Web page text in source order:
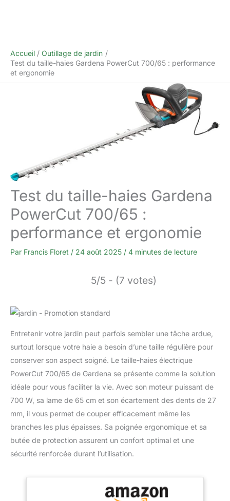
Accueil
Outillage de jardin
Test du taille-haies Gardena PowerCut 700/65 : performance
et ergonomie
Test du taille-haies Gardena
PowerCut 700/65 :
performance et ergonomie
Par Francis Floret / 24 août 2025 / 4 minutes de lecture
5/5 - (7 votes)
Entretenir votre jardin peut parfois sembler une tâche ardue,
surtout lorsque votre haie a besoin d’une taille régulière pour
conserver son aspect soigné. Le taille-haies électrique
PowerCut 700/65 de Gardena se présente comme la solution
idéale pour vous faciliter la vie. Avec son moteur puissant de
700 W, sa lame de 65 cm et son écartement des dents de 27
mm, il vous permet de couper efficacement même les
branches les plus épaisses. Sa poignée ergonomique et sa
butée de protection assurent un confort optimal et une
sécurité renforcée durant l’utilisation.